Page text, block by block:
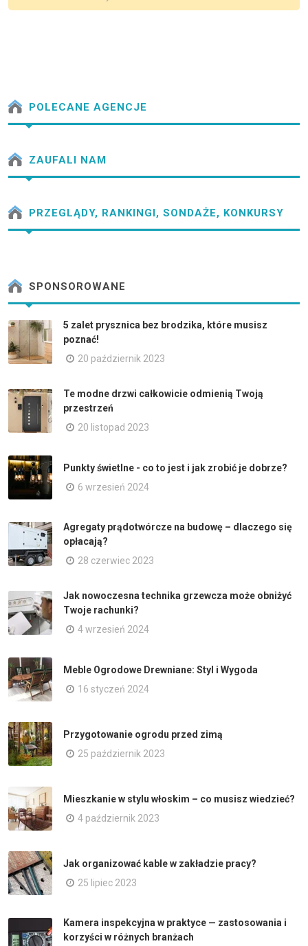
POLECANE AGENCJE
ZAUFALI NAM
PRZEGLĄDY, RANKINGI, SONDAŻE, KONKURSY
SPONSOROWANE
5 zalet prysznica bez brodzika, które musisz
poznać!
20 październik 2023
Te modne drzwi całkowicie odmienią Twoją
przestrzeń
20 listopad 2023
Punkty świetlne - co to jest i jak zrobić je dobrze?
6 wrzesień 2024
Agregaty prądotwórcze na budowę – dlaczego się
opłacają?
28 czerwiec 2023
Jak nowoczesna technika grzewcza może obniżyć
Twoje rachunki?
4 wrzesień 2024
Meble Ogrodowe Drewniane: Styl i Wygoda
16 styczeń 2024
Przygotowanie ogrodu przed zimą
25 październik 2023
Mieszkanie w stylu włoskim – co musisz wiedzieć?
4 październik 2023
Jak organizować kable w zakładzie pracy?
25 lipiec 2023
Kamera inspekcyjna w praktyce — zastosowania i
korzyści w różnych branżach